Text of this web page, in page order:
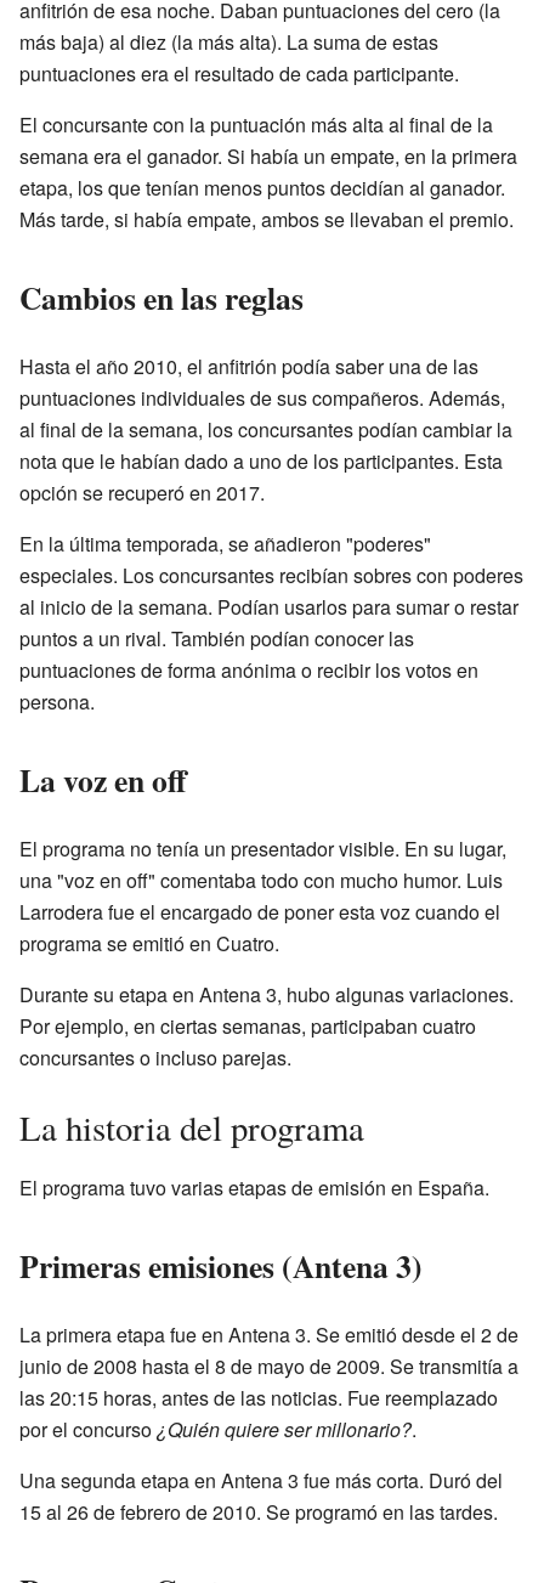
anfitrión de esa noche. Daban puntuaciones del cero (la
más baja) al diez (la más alta). La suma de estas
puntuaciones era el resultado de cada participante.
El concursante con la puntuación más alta al final de la
semana era el ganador. Si había un empate, en la primera
etapa, los que tenían menos puntos decidían al ganador.
Más tarde, si había empate, ambos se llevaban el premio.
Cambios en las reglas
Hasta el año 2010, el anfitrión podía saber una de las
puntuaciones individuales de sus compañeros. Además,
al final de la semana, los concursantes podían cambiar la
nota que le habían dado a uno de los participantes. Esta
opción se recuperó en 2017.
En la última temporada, se añadieron "poderes"
especiales. Los concursantes recibían sobres con poderes
al inicio de la semana. Podían usarlos para sumar o restar
puntos a un rival. También podían conocer las
puntuaciones de forma anónima o recibir los votos en
persona.
La voz en off
El programa no tenía un presentador visible. En su lugar,
una "voz en off" comentaba todo con mucho humor. Luis
Larrodera fue el encargado de poner esta voz cuando el
programa se emitió en Cuatro.
Durante su etapa en Antena 3, hubo algunas variaciones.
Por ejemplo, en ciertas semanas, participaban cuatro
concursantes o incluso parejas.
La historia del programa
El programa tuvo varias etapas de emisión en España.
Primeras emisiones (Antena 3)
La primera etapa fue en Antena 3. Se emitió desde el 2 de
junio de 2008 hasta el 8 de mayo de 2009. Se transmitía a
las 20:15 horas, antes de las noticias. Fue reemplazado
por el concurso¿Quién quiere ser millonario?.
Una segunda etapa en Antena 3 fue más corta. Duró del
15 al 26 de febrero de 2010. Se programó en las tardes.